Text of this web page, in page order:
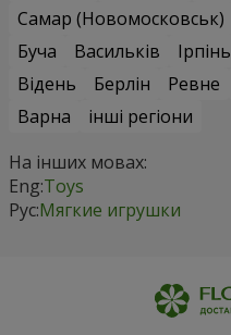
Самар (Новомосковськ)
Буча
Васильків Ірпінь
Відень
Берлін Ревне
Варна
інші регіони
На інших мовах:
Eng:Toys
Рус:Мягкие игрушки